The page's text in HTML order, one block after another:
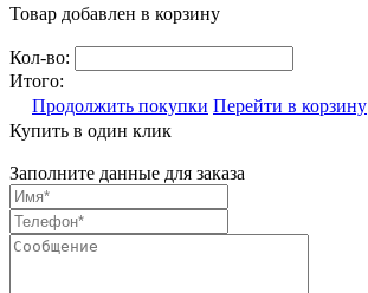
Товар добавлен в корзину
Кол-во:
Итого:
Продолжить покупки Перейти в корзину
Купить в один клик
Заполните данные для заказа